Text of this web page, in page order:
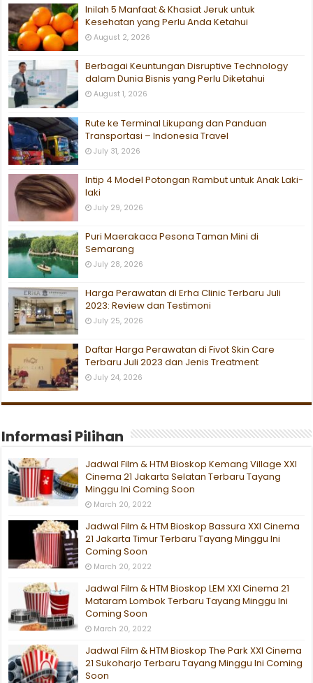
Inilah 5 Manfaat & Khasiat Jeruk untuk
Kesehatan yang Perlu Anda Ketahui
August 2, 2026
Berbagai Keuntungan Disruptive Technology
dalam Dunia Bisnis yang Perlu Diketahui
August 1, 2026
Rute ke Terminal Likupang dan Panduan
Transportasi – Indonesia Travel
July 31, 2026
Intip 4 Model Potongan Rambut untuk Anak Laki-
laki
July 29, 2026
Puri Maerakaca Pesona Taman Mini di
Semarang
July 28, 2026
Harga Perawatan di Erha Clinic Terbaru Juli
2023: Review dan Testimoni
July 25, 2026
Daftar Harga Perawatan di Fivot Skin Care
Terbaru Juli 2023 dan Jenis Treatment
July 24, 2026
Informasi Pilihan
Jadwal Film & HTM Bioskop Kemang Village XXI
Cinema 21 Jakarta Selatan Terbaru Tayang
Minggu Ini Coming Soon
March 20, 2022
Jadwal Film & HTM Bioskop Bassura XXI Cinema
21 Jakarta Timur Terbaru Tayang Minggu Ini
Coming Soon
March 20, 2022
Jadwal Film & HTM Bioskop LEM XXI Cinema 21
Mataram Lombok Terbaru Tayang Minggu Ini
Coming Soon
March 20, 2022
Jadwal Film & HTM Bioskop The Park XXI Cinema
21 Sukoharjo Terbaru Tayang Minggu Ini Coming
Soon